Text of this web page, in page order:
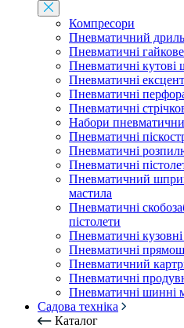
Компресори
Пневматичний дриль
Пневматичні
Пневматичні кутові
Пневматичні
Пневматичні
Пневматичні
Набори
Пневматичні
Пневматичні
Пневматичні
Пневматичний
мастила
Пневматичні
пістолети
Пневматичні
Пневматичні
Пневматичний
Пневматичні
Пневматичні шинні
Садова техніка
Каталог